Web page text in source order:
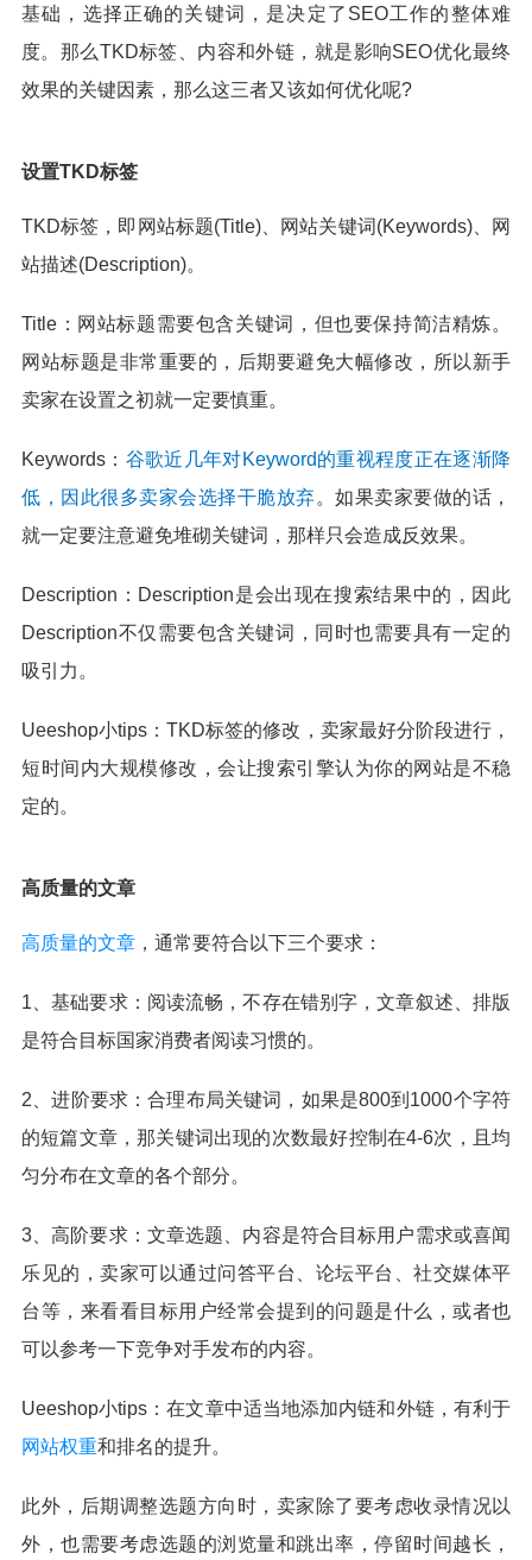
基础，选择正确的关键词，是决定了SEO工作的整体难
度。那么TKD标签、内容和外链，就是影响SEO优化最终
效果的关键因素，那么这三者又该如何优化呢?
设置TKD标签
TKD标签，即网站标题(Title)、网站关键词(Keywords)、网
站描述(Description)。
Title：网站标题需要包含关键词，但也要保持简洁精炼。
网站标题是非常重要的，后期要避免大幅修改，所以新手
卖家在设置之初就一定要慎重。
Keywords： 谷歌近几年对Keyword的重视程度正在逐渐降
低，因此很多卖家会选择干脆放弃。如果卖家要做的话，
就一定要注意避免堆砌关键词，那样只会造成反效果。
Description：Description是会出现在搜索结果中的，因此
Description不仅需要包含关键词，同时也需要具有一定的
吸引力。
Ueeshop小tips：TKD标签的修改，卖家最好分阶段进行，
短时间内大规模修改，会让搜索引擎认为你的网站是不稳
定的。
高质量的文章
高质量的文章 ，通常要符合以下三个要求：
1、基础要求：阅读流畅，不存在错别字，文章叙述、排版
是符合目标国家消费者阅读习惯的。
2、进阶要求：合理布局关键词，如果是800到1000个字符
的短篇文章，那关键词出现的次数最好控制在4-6次，且均
匀分布在文章的各个部分。
3、高阶要求：文章选题、内容是符合目标用户需求或喜闻
乐见的，卖家可以通过问答平台、论坛平台、社交媒体平
台等，来看看目标用户经常会提到的问题是什么，或者也
可以参考一下竞争对手发布的内容。
Ueeshop小tips：在文章中适当地添加内链和外链，有利于
网站权重和排名的提升。
此外，后期调整选题方向时，卖家除了要考虑收录情况以
外，也需要考虑选题的浏览量和跳出率，停留时间越长，